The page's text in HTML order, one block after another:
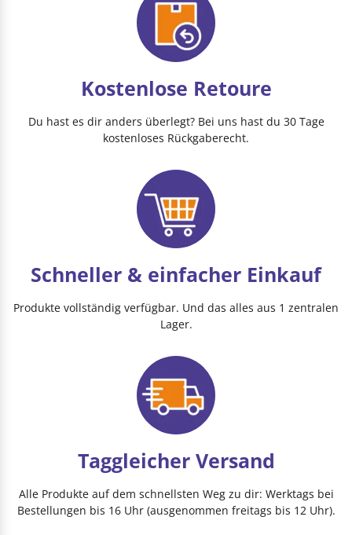
Kostenlose Retoure
Du hast es dir anders überlegt? Bei uns hast du 30 Tage
kostenloses Rückgaberecht.
Schneller & einfacher Einkauf
Produkte vollständig verfügbar. Und das alles aus 1 zentralen
Lager.
Taggleicher Versand
Alle Produkte auf dem schnellsten Weg zu dir: Werktags bei
Bestellungen bis 16 Uhr (ausgenommen freitags bis 12 Uhr).